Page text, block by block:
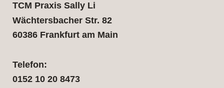
TCM Praxis Sally Li
Wächtersbacher Str. 82
60386 Frankfurt am Main
Telefon:
0152 10 20 8473